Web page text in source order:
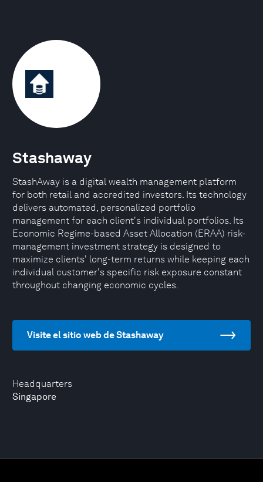
Headquarters
Singapore
Stashaway
StashAway is a digital wealth management platform
for both retail and accredited investors. Its technology
delivers automated, personalized portfolio
management for each client's individual portfolios. Its
Economic Regime-based Asset Allocation (ERAA) risk-
management investment strategy is designed to
maximize clients' long-term returns while keeping each
individual customer's specific risk exposure constant
throughout changing economic cycles.
Visite el sitio web de Stashaway